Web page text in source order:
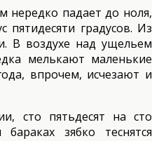
нередко падает до ноля,
пятидесяти градусов. Из
В воздухе над ущельем
мелькают маленькие
впрочем, исчезают и
сто пятьдесят на сто
зябко теснятся